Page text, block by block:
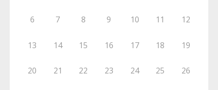
6 7 8 9 10 11 12
13 14 15 16 17 18 19
20 21 22 23 24 25 26